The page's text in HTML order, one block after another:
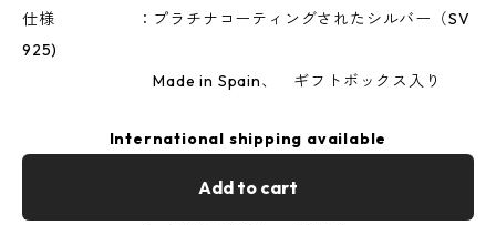
仕様 ：プラチナコーティングされたシルバー（SV
925)
Made in Spain、 ギフトボックス入り
International shipping available
Add to cart